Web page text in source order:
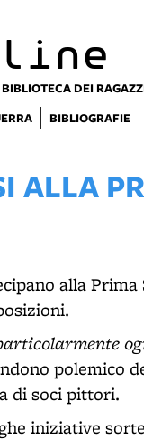
BIBLIOTECA DEI
BIBLIOGRAFIE
ALLA
alla Prima
polemico
di soci pittori.
iniziative